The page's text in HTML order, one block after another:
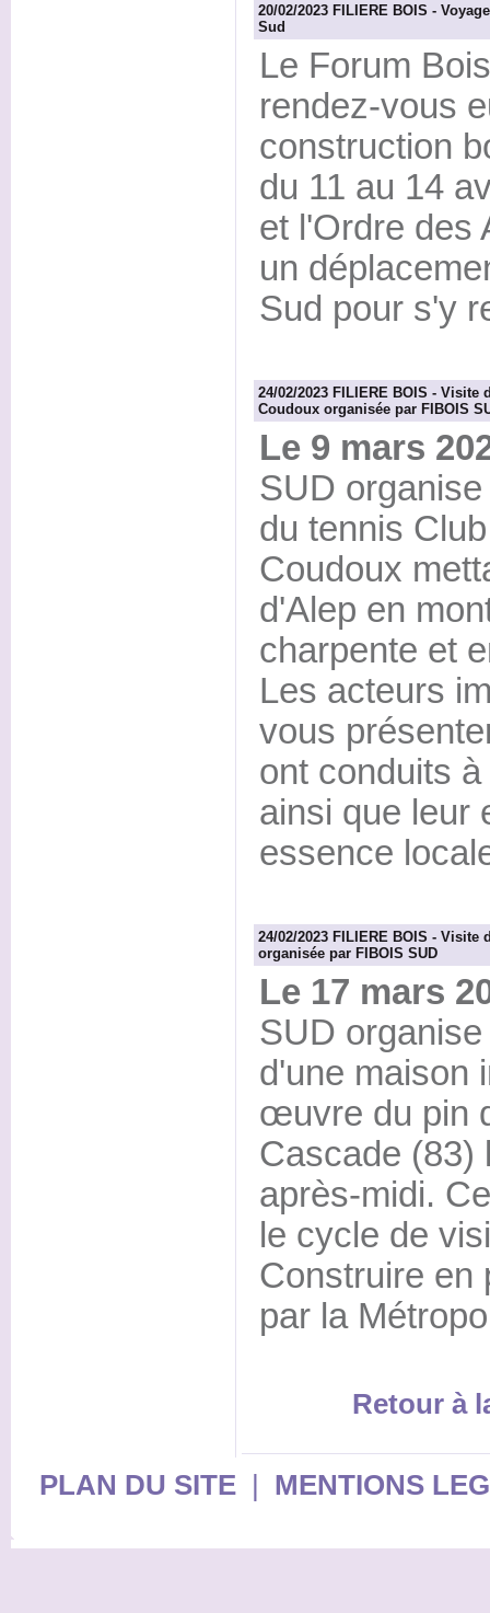
20/02/2023 FILIERE BOIS -
Sud
Le Forum
rendez-vous
construction
du 11 au 14
et l'Ordre des
un
Sud pour s'y
24/02/2023 FILIERE BOIS -
Coudoux organisée par FIBOIS
Le 9 mars
SUD
du tennis
Coudoux
d'Alep en
charpente et
Les acteurs
vous
ont conduits
ainsi que leur
essence
24/02/2023 FILIERE BOIS -
organisée par FIBOIS SUD
Le 17 mars
SUD
d'une maison
œuvre du pin
Cascade (83)
après-midi.
le cycle de
Construire en
par la
Retour à
PLAN DU SITE| MENTIONS